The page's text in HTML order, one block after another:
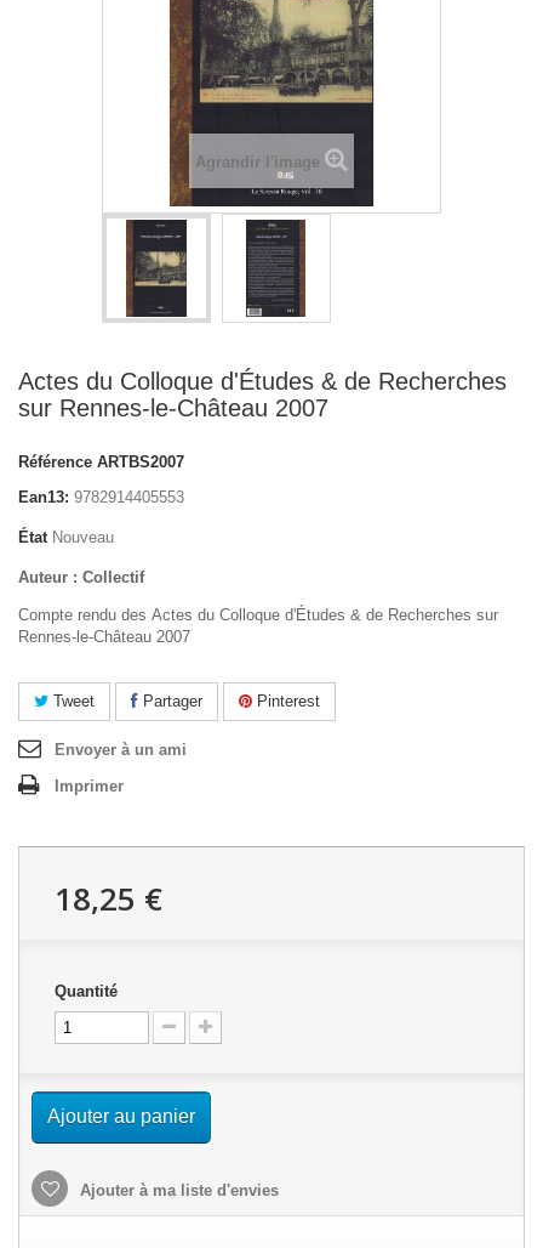
Agrandir l'image
Actes du Colloque d'Études & de Recherches
sur Rennes-le-Château 2007
Référence ARTBS2007
Ean13: 9782914405553
État Nouveau
Auteur : Collectif
Compte rendu des Actes du Colloque d'Études & de Recherches sur
Rennes-le-Château 2007
Tweet Partager Pinterest
Envoyer à un ami
Imprimer
18,25 €
Quantité
Ajouter au panier
Ajouter à ma liste d'envies